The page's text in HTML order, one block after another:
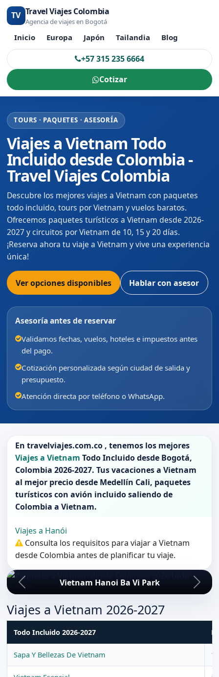
TV Travel Viajes Colombia
Agencia de viajes en Bogotá
Inicio Europa Japón Tailandia Blog
+57 315 235 6664
Cotizar
TOURS · PAQUETES · ASESORÍA
Viajes a Vietnam Todo
Incluido desde Colombia -
Travel Viajes Colombia
Descubre los mejores viajes a Vietnam con paquetes
todo incluido, tours por Vietnam y vuelos baratos.
Ofrecemos paquetes turísticos a Vietnam desde 2026-
2027 y circuitos por Vietnam de 10, 15 y 20 días.
¡Reserva ahora tu viaje a Vietnam y vive una experiencia
única!
Ver opciones disponibles Hablar con asesor
Asesoría antes de reservar
Validamos fechas, vuelos, hoteles e impuestos antes
del pago.
Cotización personalizada según ciudad de salida y
presupuesto.
Atención directa por teléfono o WhatsApp.
En travelviajes.com.co , tenemos los mejores
Viajes a Vietnam Todo Incluido desde Bogotá,
Colombia 2026-2027. Tus vacaciones a Vietnam
al mejor precio desde Medellín Cali, paquetes
turísticos con avión incluido saliendo de
Colombia a Vietnam.
Viajes a Hanói
Consulta los requisitos para viajar a Vietnam
desde Colombia antes de planificar tu viaje.
Vietnam Hanoi Ba Vi Park
Viajes a Vietnam 2026-2027
Todo Incluido 2026-2027
Sapa Y Bellezas De Vietnam